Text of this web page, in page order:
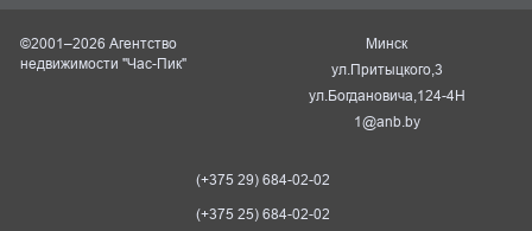
©2001–2026 Агентство
недвижимости "Час-Пик"
Минск
ул.Притыцкого,3
ул.Богдановича,124-4Н
1@anb.by
(+375 29) 684-02-02
(+375 25) 684-02-02